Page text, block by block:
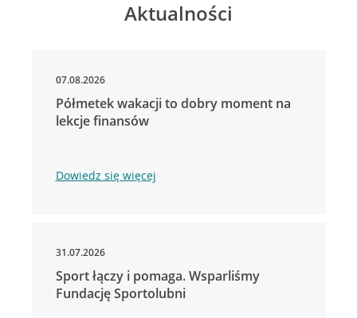
Aktualności
07.08.2026
Półmetek wakacji to dobry moment na
lekcje finansów
Dowiedz się więcej
31.07.2026
Sport łączy i pomaga. Wsparliśmy
Fundację Sportolubni